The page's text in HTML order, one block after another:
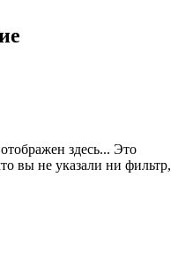
здесь... Это
вы не указали ни фильтр,